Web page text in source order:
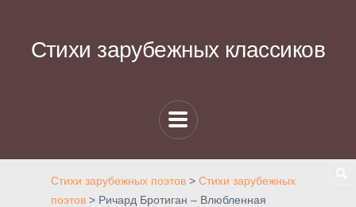
Стихи зарубежных классиков
Стихи зарубежных поэтов > Стихи зарубежных
поэтов > Ричард Бротиган – Влюбленная